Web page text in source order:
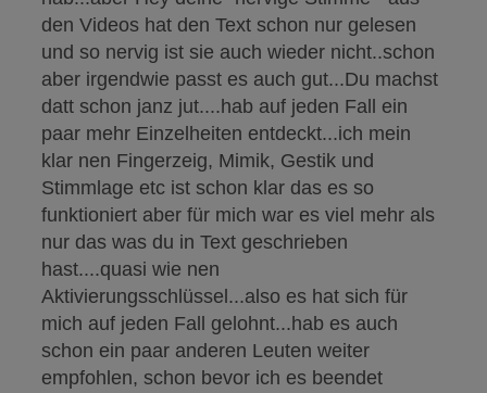
den Videos hat den Text schon nur gelesen
und so nervig ist sie auch wieder nicht..schon
aber irgendwie passt es auch gut...Du machst
datt schon janz jut....hab auf jeden Fall ein
paar mehr Einzelheiten entdeckt...ich mein
klar nen Fingerzeig, Mimik, Gestik und
Stimmlage etc ist schon klar das es so
funktioniert aber für mich war es viel mehr als
nur das was du in Text geschrieben
hast....quasi wie nen
Aktivierungsschlüssel...also es hat sich für
mich auf jeden Fall gelohnt...hab es auch
schon ein paar anderen Leuten weiter
empfohlen, schon bevor ich es beendet